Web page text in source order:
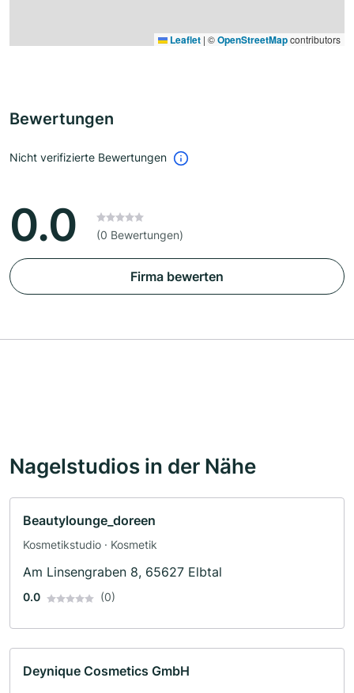
Leaflet | ©OpenStreetMapcontributors
Bewertungen
Nicht verifizierte Bewertungen
0.0 (0 Bewertungen)
Firma bewerten
Nagelstudios in der Nähe
Beautylounge_doreen
Kosmetikstudio · Kosmetik
Am Linsengraben 8, 65627 Elbtal
0.0 (0)
Deynique Cosmetics GmbH